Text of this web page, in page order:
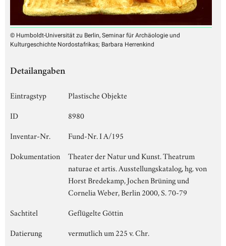
© Humboldt-Universität zu Berlin, Seminar für Archäologie und
Kulturgeschichte Nordostafrikas; Barbara Herrenkind
Detailangaben
Eintragstyp
Plastische Objekte
ID
8980
Inventar-Nr.
Fund-Nr. I A/195
Dokumentation
Theater der Natur und Kunst. Theatrum
naturae et artis. Ausstellungskatalog, hg. von
Horst Bredekamp, Jochen Brüning und
Cornelia Weber, Berlin 2000, S. 70-79
Sachtitel
Geflügelte Göttin
Datierung
vermutlich um 225 v. Chr.